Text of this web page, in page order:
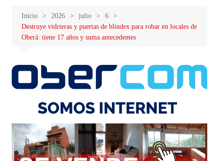
Inicio 2026 julio
6
Destruye vidrieras y puertas de blindex para robar en locales de
Oberá: tiene 17 años y suma antecedentes